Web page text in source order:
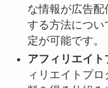
な情報が広告
する方法につい
定が可能です。
アフィリエイト
ィリエイトプ